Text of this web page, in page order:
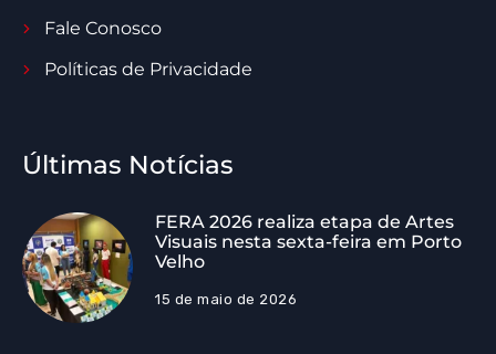
Fale Conosco
Políticas de Privacidade
Últimas Notícias
FERA 2026 realiza etapa de Artes
Visuais nesta sexta-feira em Porto
Velho
15 de maio de 2026